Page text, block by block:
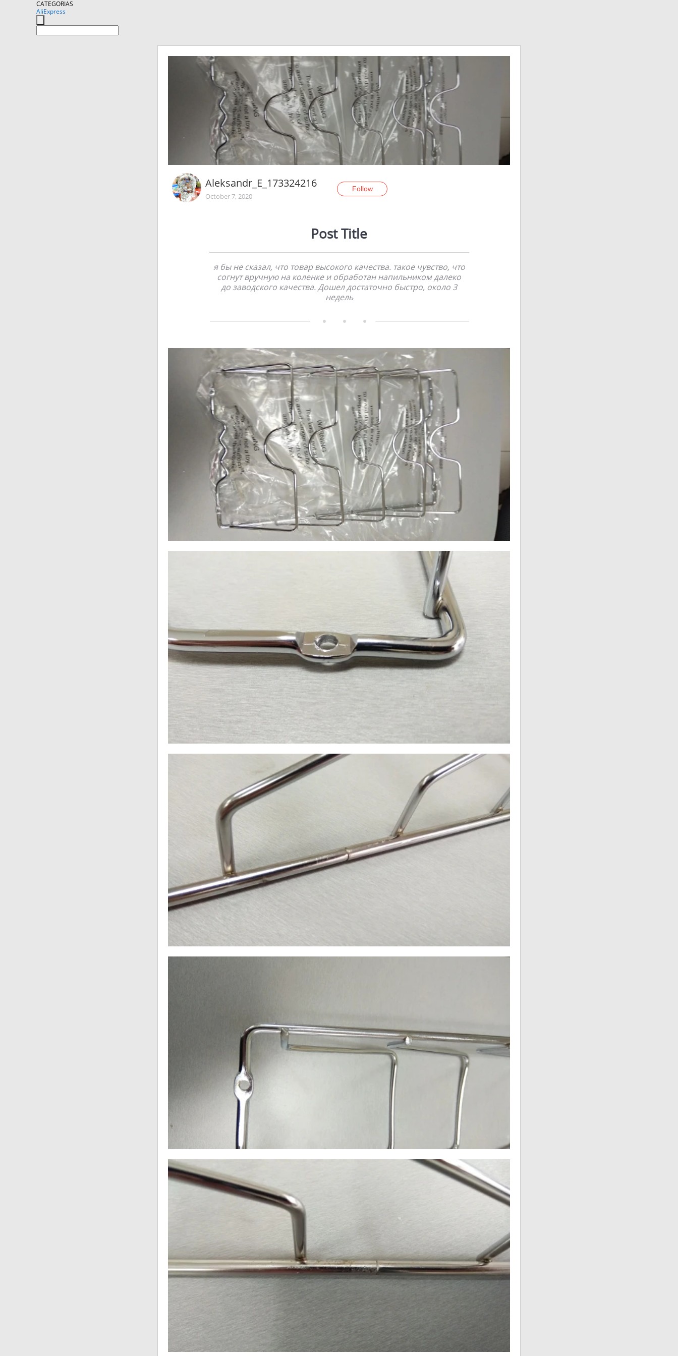
CATEGORIAS
AliExpress
Aleksandr_E_173324216
October 7, 2020
Follow
Post Title
я бы не сказал, что товар высокого качества. такое чувство, что
согнут вручную на коленке и обработан напильником далеко
до заводского качества. Дошел достаточно быстро, около 3
недель